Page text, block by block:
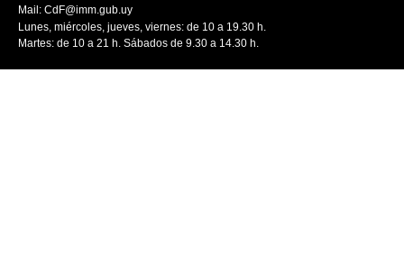
Mail: CdF@imm.gub.uy
Lunes, miércoles, jueves, viernes: de 10 a 19.30 h.
Martes: de 10 a 21 h. Sábados de 9.30 a 14.30 h.